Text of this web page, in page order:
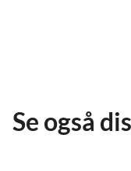
Se også